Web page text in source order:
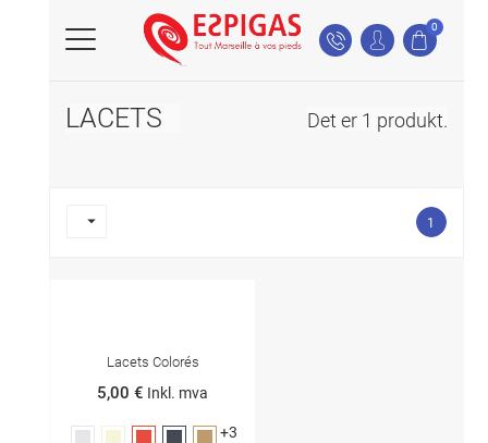
0
LACETS Det er 1 produkt.
 1
Lacets Colorés
5,00 € Inkl. mva
+3